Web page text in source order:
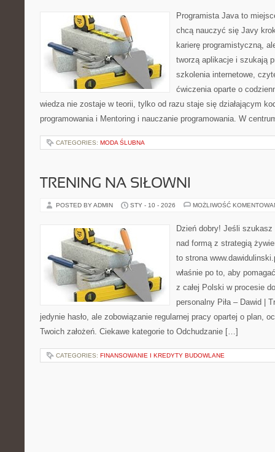
Programista Java to
chcą nauczyć się Javy
karierę programistyczną,
tworzą aplikacje i szukają
szkolenia internetowe,
ćwiczenia oparte o
wiedza nie zostaje w teorii, tylko od razu staje się działającym
programowania i Mentoring i nauczanie programowania. W
CATEGORIES: MODA ŚLUBNA
TRENING NA SIŁOWNI
POSTED BY ADMIN STY - 10 - 2026 MOŻLIWOŚĆ
Dzień dobry! Jeśli
nad formą z strategią
to strona
właśnie po to, aby
z całej Polski w procesie
personalny Piła – Dawid |
jedynie hasło, ale zobowiązanie regularnej pracy opartej o plan,
Twoich założeń. Ciekawe kategorie to Odchudzanie […]
CATEGORIES: FINANSOWANIE I KREDYTY BUDOWLANE